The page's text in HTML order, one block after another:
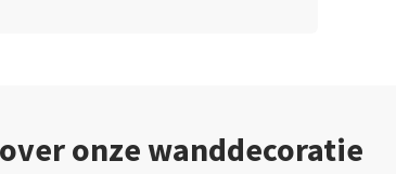
onze wanddecoratie